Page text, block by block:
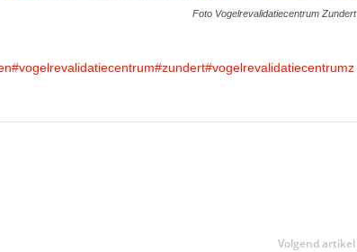
Foto Vogelrevalidatiecentrum Zundert
#vogelrevalidatiecentrum#zundert#vogelrevalidatiecentrumz
Volgend artikel